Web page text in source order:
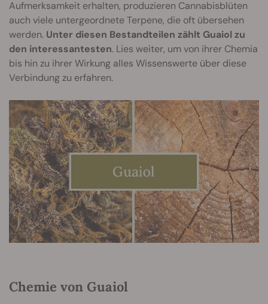
Aufmerksamkeit erhalten, produzieren Cannabisblüten
auch viele untergeordnete Terpene, die oft übersehen
werden. Unter diesen Bestandteilen zählt Guaiol zu
den interessantesten. Lies weiter, um von ihrer Chemia
bis hin zu ihrer Wirkung alles Wissenswerte über diese
Verbindung zu erfahren.
Chemie von Guaiol